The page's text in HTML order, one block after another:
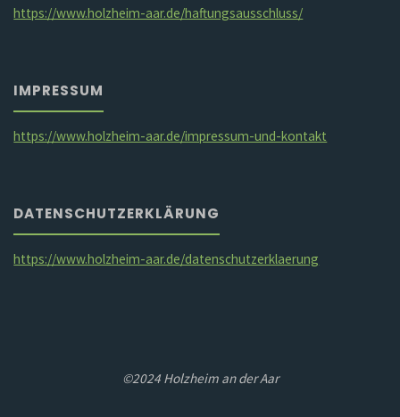
https://www.holzheim-aar.de/haftungsausschluss/
IMPRESSUM
https://www.holzheim-aar.de/impressum-und-kontakt
DATENSCHUTZERKLÄRUNG
https://www.holzheim-aar.de/datenschutzerklaerung
©2024 Holzheim an der Aar